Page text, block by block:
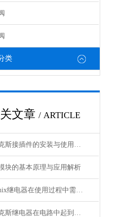
类
文章 / ARTICLE
菲尼克斯接插件的安装与使用技巧
块的基本原理与应用解析
Phoenix继电器在使用过程中需要注意哪些事项？
菲尼克斯继电器在电路中起到什么作用？